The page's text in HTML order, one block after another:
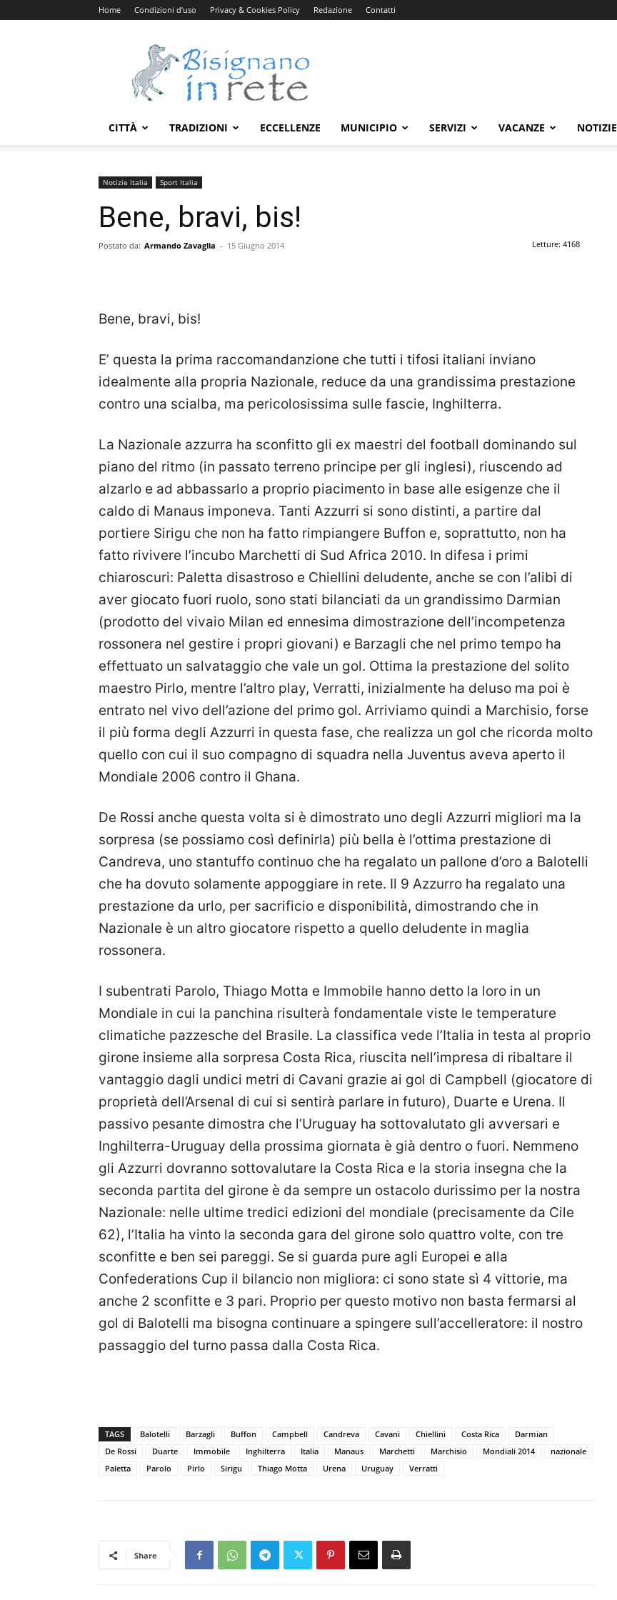
Home Condizioni d’uso Privacy & Cookies Policy Redazione Contatti
Bisignanoinrete.com
CITTÀ TRADIZIONI ECCELLENZE MUNICIPIO SERVIZI VACANZE NOTIZIE
Notizie Italia Sport Italia
Bene, bravi, bis!
Postato da: Armando Zavaglia - 15 Giugno 2014 Letture: 4168
Bene, bravi, bis!
E’ questa la prima raccomandanzione che tutti i tifosi italiani inviano
idealmente alla propria Nazionale, reduce da una grandissima prestazione
contro una scialba, ma pericolosissima sulle fascie, Inghilterra.
La Nazionale azzurra ha sconfitto gli ex maestri del football dominando sul
piano del ritmo (in passato terreno principe per gli inglesi), riuscendo ad
alzarlo e ad abbassarlo a proprio piacimento in base alle esigenze che il
caldo di Manaus imponeva. Tanti Azzurri si sono distinti, a partire dal
portiere Sirigu che non ha fatto rimpiangere Buffon e, soprattutto, non ha
fatto rivivere l’incubo Marchetti di Sud Africa 2010. In difesa i primi
chiaroscuri: Paletta disastroso e Chiellini deludente, anche se con l’alibi di
aver giocato fuori ruolo, sono stati bilanciati da un grandissimo Darmian
(prodotto del vivaio Milan ed ennesima dimostrazione dell’incompetenza
rossonera nel gestire i propri giovani) e Barzagli che nel primo tempo ha
effettuato un salvataggio che vale un gol. Ottima la prestazione del solito
maestro Pirlo, mentre l’altro play, Verratti, inizialmente ha deluso ma poi è
entrato nel vivo dell’azione del primo gol. Arriviamo quindi a Marchisio, forse
il più forma degli Azzurri in questa fase, che realizza un gol che ricorda molto
quello con cui il suo compagno di squadra nella Juventus aveva aperto il
Mondiale 2006 contro il Ghana.
De Rossi anche questa volta si è dimostrato uno degli Azzurri migliori ma la
sorpresa (se possiamo così definirla) più bella è l’ottima prestazione di
Candreva, uno stantuffo continuo che ha regalato un pallone d’oro a Balotelli
che ha dovuto solamente appoggiare in rete. Il 9 Azzurro ha regalato una
prestazione da urlo, per sacrificio e disponibilità, dimostrando che in
Nazionale è un altro giocatore rispetto a quello deludente in maglia
rossonera.
I subentrati Parolo, Thiago Motta e Immobile hanno detto la loro in un
Mondiale in cui la panchina risulterà fondamentale viste le temperature
climatiche pazzesche del Brasile. La classifica vede l’Italia in testa al proprio
girone insieme alla sorpresa Costa Rica, riuscita nell’impresa di ribaltare il
vantaggio dagli undici metri di Cavani grazie ai gol di Campbell (giocatore di
proprietà dell’Arsenal di cui si sentirà parlare in futuro), Duarte e Urena. Il
passivo pesante dimostra che l’Uruguay ha sottovalutato gli avversari e
Inghilterra-Uruguay della prossima giornata è già dentro o fuori. Nemmeno
gli Azzurri dovranno sottovalutare la Costa Rica e la storia insegna che la
seconda partita del girone è da sempre un ostacolo durissimo per la nostra
Nazionale: nelle ultime tredici edizioni del mondiale (precisamente da Cile
62), l’Italia ha vinto la seconda gara del girone solo quattro volte, con tre
sconfitte e ben sei pareggi. Se si guarda pure agli Europei e alla
Confederations Cup il bilancio non migliora: ci sono state sì 4 vittorie, ma
anche 2 sconfitte e 3 pari. Proprio per questo motivo non basta fermarsi al
gol di Balotelli ma bisogna continuare a spingere sull’accelleratore: il nostro
passaggio del turno passa dalla Costa Rica.
TAGS Balotelli Barzagli Buffon Campbell Candreva Cavani Chiellini Costa Rica
Darmian
De Rossi
Duarte Immobile Inghilterra Italia Manaus Marchetti Marchisio Mondiali 2014
nazionale
Paletta
Parolo Pirlo Sirigu Thiago Motta Urena Uruguay Verratti
Share